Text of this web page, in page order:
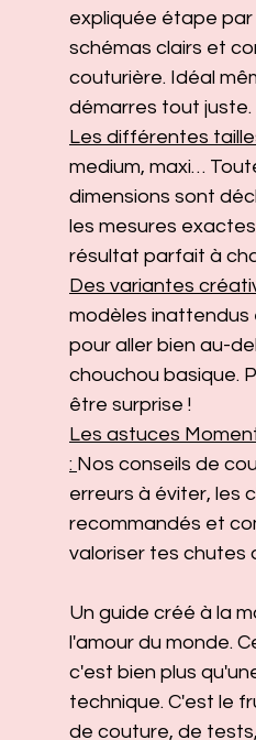
expliquée étape
schémas clairs et
couturière. Idéal
démarres tout juste.
Les différentes
medium, maxi…
dimensions sont
les mesures
résultat parfait à
Des variantes
modèles inattendus
pour aller bien au-
chouchou basique.
être surprise !
Les astuces
: Nos conseils de
erreurs à éviter, les
recommandés et
valoriser tes chutes
Un guide créé à la
l'amour du monde.
c'est bien plus
technique. C'est le
de couture, de